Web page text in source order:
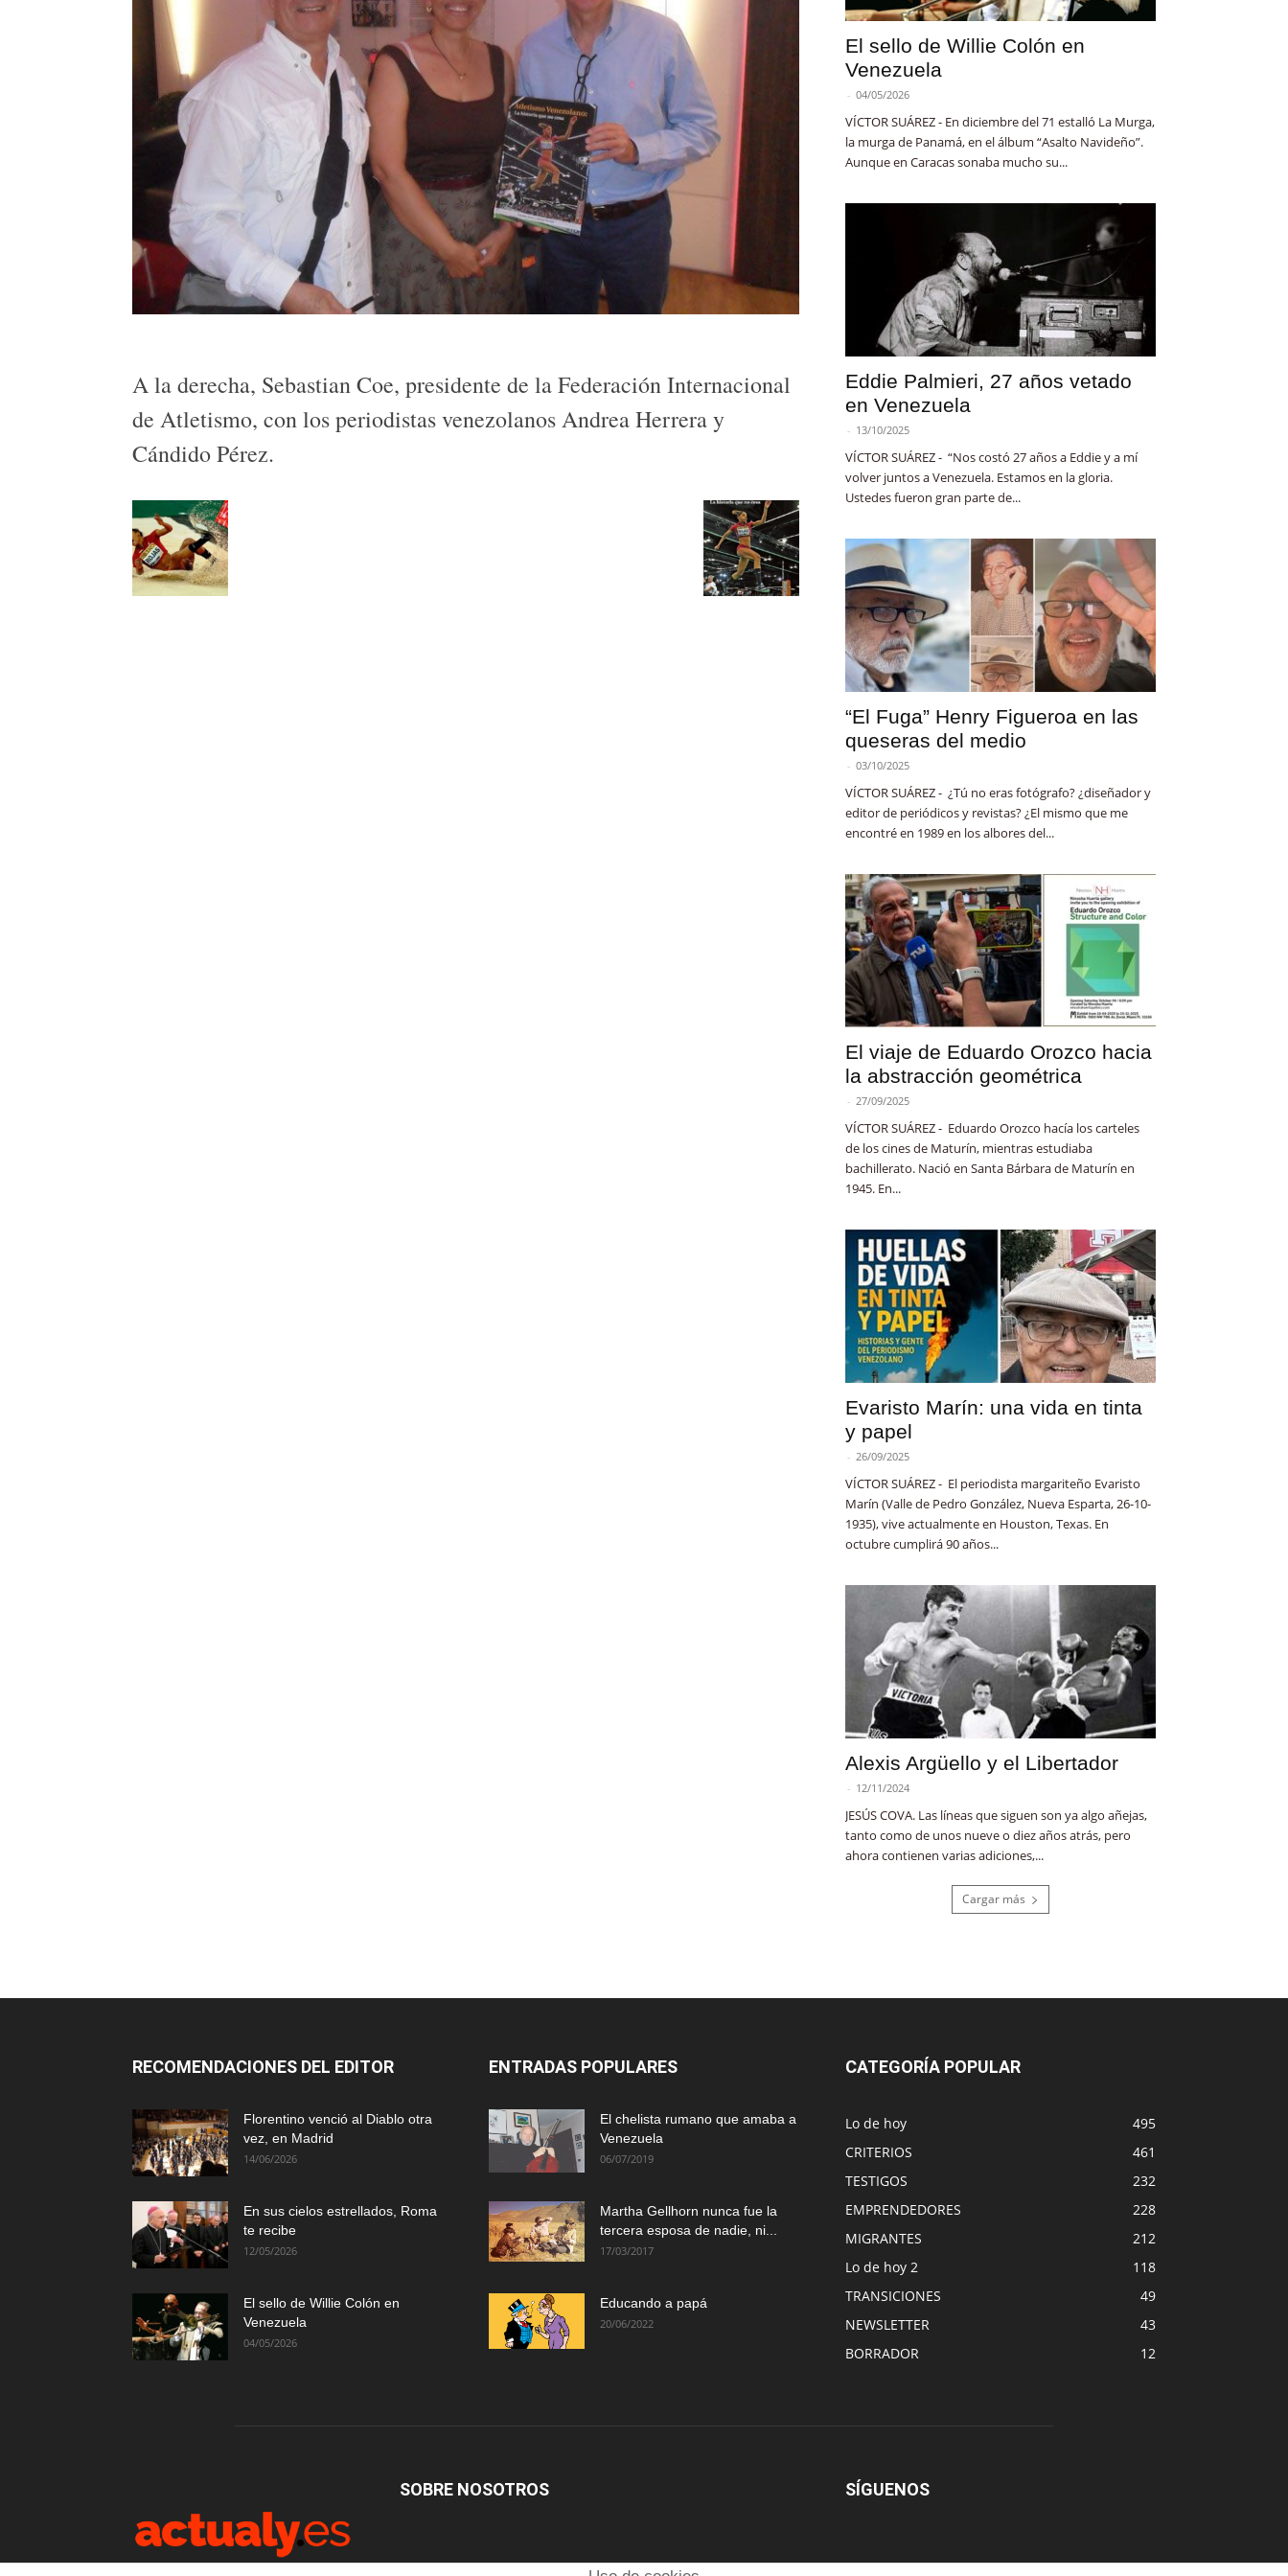
A la derecha, Sebastian Coe, presidente de la Federación Internacional
de Atletismo, con los periodistas venezolanos Andrea Herrera y
Cándido Pérez.
El sello de Willie Colón en
Venezuela
- 04/05/2026
VÍCTOR SUÁREZ - En diciembre del 71 estalló La Murga,
la murga de Panamá, en el álbum “Asalto Navideño”.
Aunque en Caracas sonaba mucho su...
Eddie Palmieri, 27 años vetado
en Venezuela
- 13/10/2025
VÍCTOR SUÁREZ - “Nos costó 27 años a Eddie y a mí
volver juntos a Venezuela. Estamos en la gloria.
Ustedes fueron gran parte de...
“El Fuga” Henry Figueroa en las
queseras del medio
- 03/10/2025
VÍCTOR SUÁREZ - ¿Tú no eras fotógrafo? ¿diseñador y
editor de periódicos y revistas? ¿El mismo que me
encontré en 1989 en los albores del...
El viaje de Eduardo Orozco hacia
la abstracción geométrica
- 27/09/2025
VÍCTOR SUÁREZ - Eduardo Orozco hacía los carteles
de los cines de Maturín, mientras estudiaba
bachillerato. Nació en Santa Bárbara de Maturín en
1945. En...
Evaristo Marín: una vida en tinta
y papel
- 26/09/2025
VÍCTOR SUÁREZ - El periodista margariteño Evaristo
Marín (Valle de Pedro González, Nueva Esparta, 26-10-
1935), vive actualmente en Houston, Texas. En
octubre cumplirá 90 años...
Alexis Argüello y el Libertador
- 12/11/2024
JESÚS COVA. Las líneas que siguen son ya algo añejas,
tanto como de unos nueve o diez años atrás, pero
ahora contienen varias adiciones,...
Cargar más
RECOMENDACIONES DEL EDITOR
Florentino venció al Diablo otra
vez, en Madrid
14/06/2026
En sus cielos estrellados, Roma
te recibe
12/05/2026
El sello de Willie Colón en
Venezuela
04/05/2026
ENTRADAS POPULARES
El chelista rumano que amaba a
Venezuela
06/07/2019
Martha Gellhorn nunca fue la
tercera esposa de nadie, ni...
17/03/2017
Educando a papá
20/06/2022
CATEGORÍA POPULAR
Lo de hoy
495
CRITERIOS
461
TESTIGOS
232
EMPRENDEDORES
228
MIGRANTES
212
Lo de hoy 2
118
TRANSICIONES
49
NEWSLETTER
43
BORRADOR
12
SOBRE NOSOTROS SÍGUENOS